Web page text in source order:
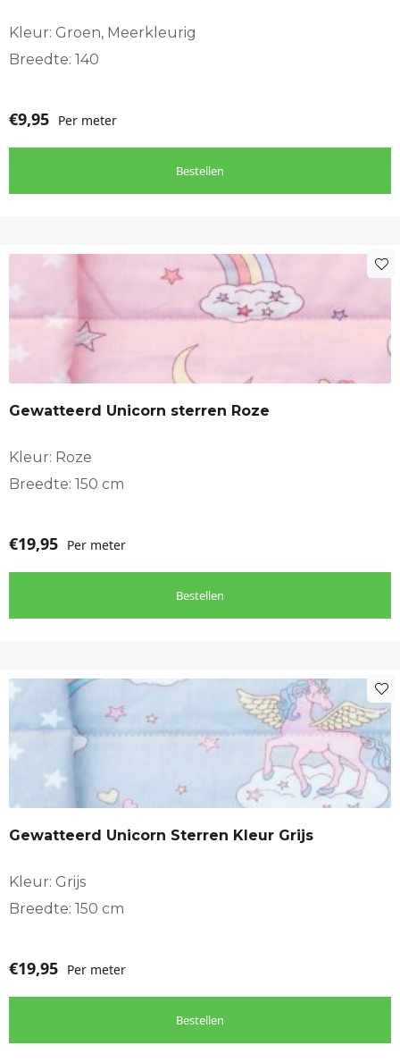
Kleur: Groen, Meerkleurig
Breedte: 140
€9,95 Per meter
Bestellen
Gewatteerd Unicorn sterren Roze
Kleur: Roze
Breedte: 150 cm
€19,95 Per meter
Bestellen
Gewatteerd Unicorn Sterren Kleur Grijs
Kleur: Grijs
Breedte: 150 cm
€19,95 Per meter
Bestellen